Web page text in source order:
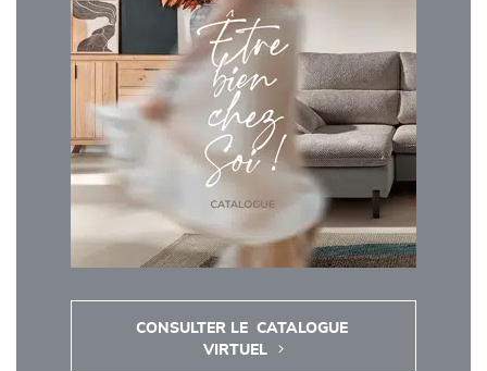
CONSULTER LE  CATALOGUE